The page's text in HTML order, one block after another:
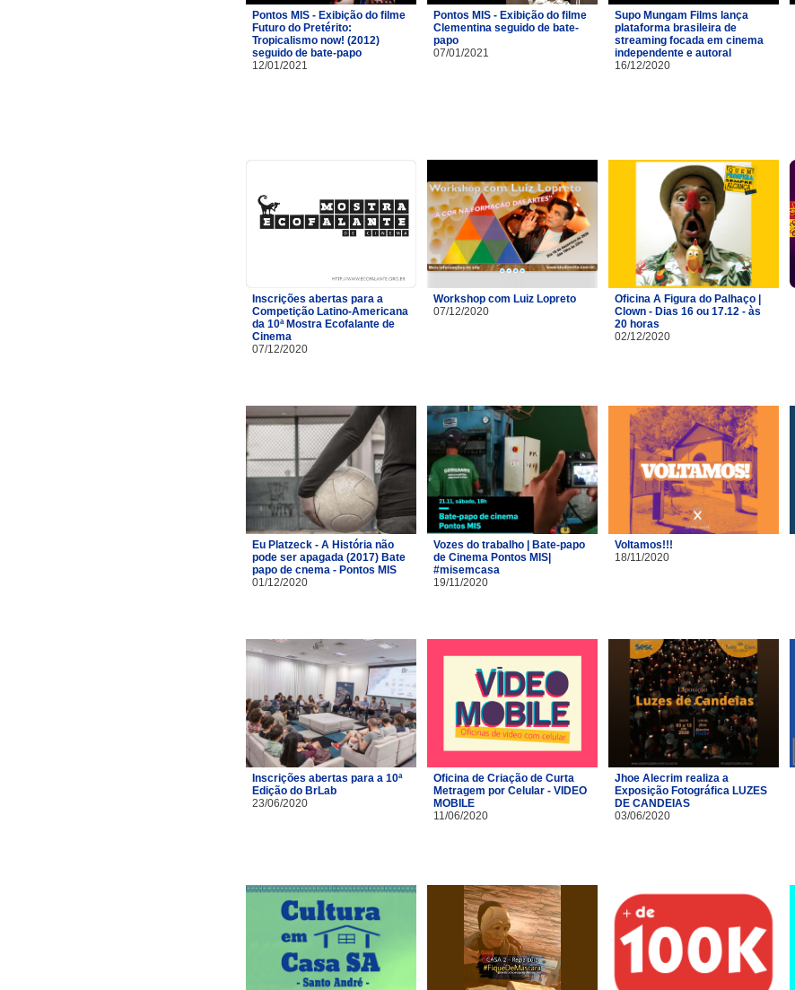
Pontos MIS - Exibição do filme
Futuro do Pretérito:
Tropicalismo now! (2012)
seguido de bate-papo
12/01/2021
Pontos MIS - Exibição do filme
Clementina seguido de bate-
papo
07/01/2021
Supo Mungam Films lança
plataforma brasileira de
streaming focada em cinema
independente e autoral
16/12/2020
Inscrições abertas para a
Competição Latino-Americana
da 10ª Mostra Ecofalante de
Cinema
07/12/2020
Workshop com Luiz Lopreto
07/12/2020
Oficina A Figura do Palhaço |
Clown - Dias 16 ou 17.12 - às
20 horas
02/12/2020
Eu Platzeck - A História não
pode ser apagada (2017) Bate
papo de cnema - Pontos MIS
01/12/2020
Vozes do trabalho | Bate-papo
de Cinema Pontos MIS|
#misemcasa
19/11/2020
Voltamos!!!
18/11/2020
Inscrições abertas para a 10ª
Edição do BrLab
23/06/2020
Oficina de Criação de Curta
Metragem por Celular - VIDEO
MOBILE
11/06/2020
Jhoe Alecrim realiza a
Exposição Fotográfica LUZES
DE CANDEIAS
03/06/2020